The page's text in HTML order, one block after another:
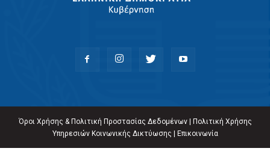
Όροι Χρήσης & Πολιτική Προστασίας Δεδομένων|
Πολιτική Χρήσης
Υπηρεσιών Κοινωνικής Δικτύωσης
Επικοινωνία